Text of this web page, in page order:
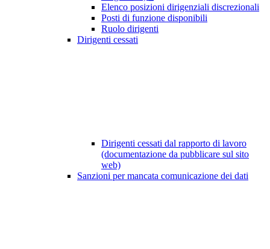
Elenco posizioni dirigenziali discrezionali
Posti di funzione disponibili
Ruolo dirigenti
Dirigenti cessati
Dirigenti cessati dal rapporto di lavoro
(documentazione da pubblicare sul sito
web)
Sanzioni per mancata comunicazione dei dati